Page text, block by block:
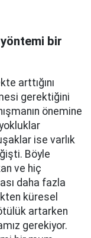
yöntemi bir
arttığını
gerektiğini
önemine
ise varlık
Böyle
ve hiç
daha fazla
küresel
artarken
gerekiyor.